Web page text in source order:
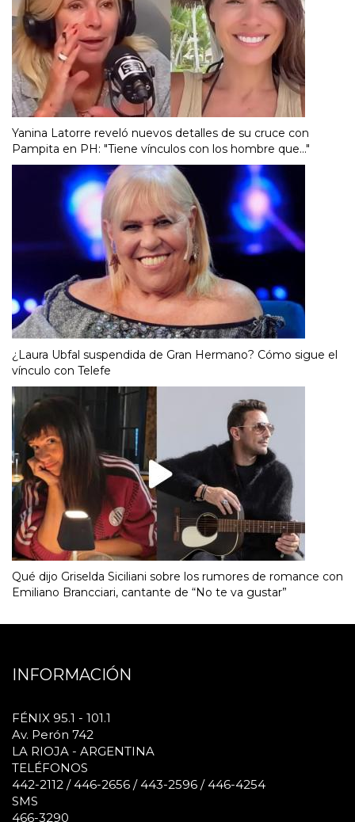
Yanina Latorre reveló nuevos detalles de su cruce con
Pampita en PH: "Tiene vínculos con los hombre que..."
¿Laura Ubfal suspendida de Gran Hermano? Cómo sigue el
vínculo con Telefe
Qué dijo Griselda Siciliani sobre los rumores de romance con
Emiliano Brancciari, cantante de “No te va gustar”
INFORMACIÓN
FÉNIX 95.1 - 101.1
Av. Perón 742
LA RIOJA - ARGENTINA
TELÉFONOS
442-2112 / 446-2656 / 443-2596 / 446-4254
SMS
466-3290